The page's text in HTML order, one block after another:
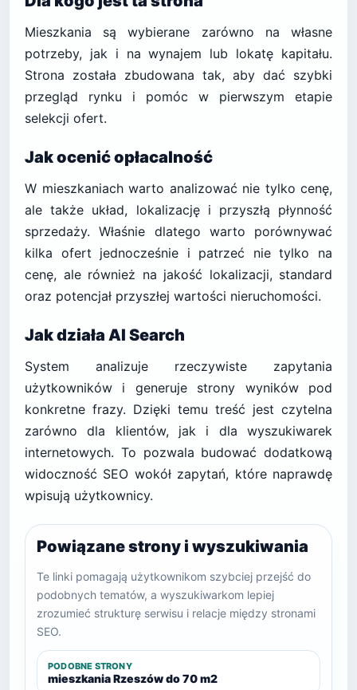
Mieszkania są wybierane zarówno na własne
potrzeby, jak i na wynajem lub lokatę kapitału.
Strona została zbudowana tak, aby dać szybki
przegląd rynku i pomóc w pierwszym etapie
selekcji ofert.
Jak ocenić opłacalność
W mieszkaniach warto analizować nie tylko cenę,
ale także układ, lokalizację i przyszłą płynność
sprzedaży. Właśnie dlatego warto porównywać
kilka ofert jednocześnie i patrzeć nie tylko na
cenę, ale również na jakość lokalizacji, standard
oraz potencjał przyszłej wartości nieruchomości.
Jak działa AI Search
System analizuje rzeczywiste zapytania
użytkowników i generuje strony wyników pod
konkretne frazy. Dzięki temu treść jest czytelna
zarówno dla klientów, jak i dla wyszukiwarek
internetowych. To pozwala budować dodatkową
widoczność SEO wokół zapytań, które naprawdę
wpisują użytkownicy.
Powiązane strony i wyszukiwania
Te linki pomagają użytkownikom szybciej przejść do
podobnych tematów, a wyszukiwarkom lepiej
zrozumieć strukturę serwisu i relacje między stronami
SEO.
PODOBNE STRONY
mieszkania Rzeszów do 70 m2